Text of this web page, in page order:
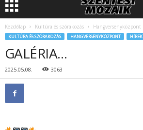
Kezdőlap Kultúra és szórakozás Hangversenyközpont
KULTÚRA ÉS SZÓRAKOZÁS HANGVERSENYKÖZPONT HÍREK
GALÉRIA…
2025.05.08. 3063